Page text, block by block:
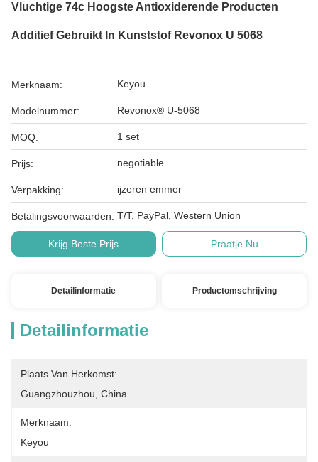
Vluchtige 74c Hoogste Antioxiderende Producten
Additief Gebruikt In Kunststof Revonox U 5068
Merknaam: Keyou
Modelnummer: Revonox® U-5068
MOQ: 1 set
Prijs: negotiable
Verpakking: ijzeren emmer
Betalingsvoorwaarden: T/T, PayPal, Western Union
Krijg Beste Prijs Praatje Nu
Detailinformatie Productomschrijving
Detailinformatie
Plaats Van Herkomst:
Guangzhouzhou, China
Merknaam:
Keyou